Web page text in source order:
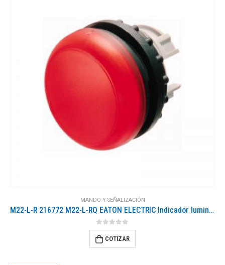
MANDO Y SEÑALIZACIÓN
M22-L-R 216772 M22-L-RQ EATON ELECTRIC Indicador luminoso 22 mm Rojo
0out of 5
COTIZAR